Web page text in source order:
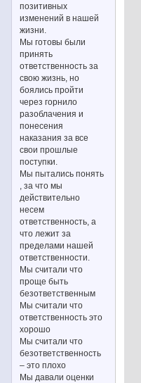
позитивных
изменений в нашей
жизни.
Мы готовы были
принять
ответственность за
свою жизнь, но
боялись пройти
через горнило
разоблачения и
понесения
наказания за все
свои прошлые
поступки.
Мы пытались понять
, за что мы
действительно
несем
ответственность, а
что лежит за
пределами нашей
ответственности.
Мы считали что
проще быть
безответственным
Мы считали что
ответственность это
хорошо
Мы считали что
безответственность
– это плохо
Мы давали оценки